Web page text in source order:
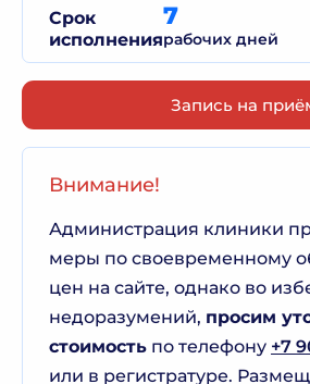
Срок
исполнения
7
рабочих дней
Запись на
Внимание!
Администрация клиники
меры по своевременному
цен на сайте, однако во
недоразумений, просим
стоимость по телефону +7
или в регистратуре.